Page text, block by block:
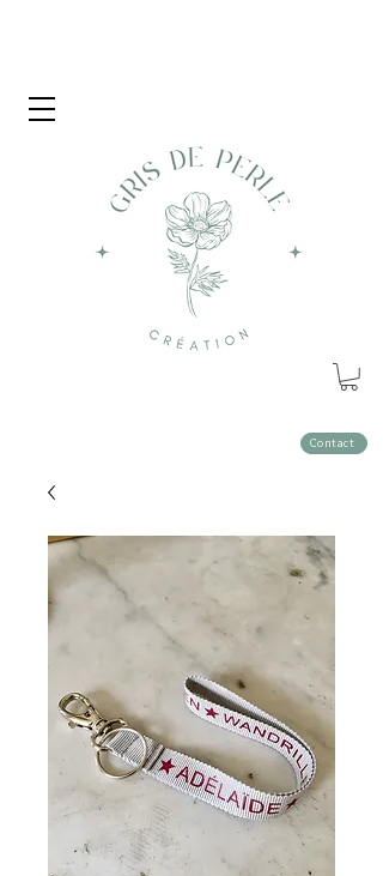
Contact